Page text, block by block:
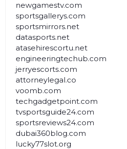
newgamestv.com
sportsgallerys.com
sportsmirrors.net
datasports.net
atasehirescortu.net
engineeringtechub.com
jerryescorts.com
attorneylegal.co
voomb.com
techgadgetpoint.com
tvsportsguide24.com
sportsreviews24.com
dubai360blog.com
lucky77slot.org